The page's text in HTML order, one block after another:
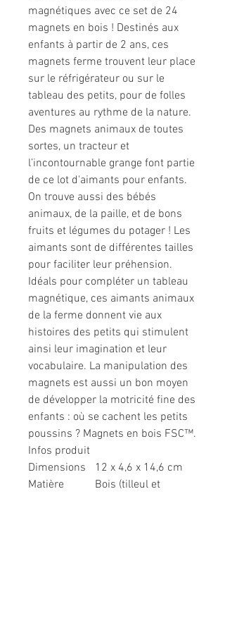
magnétiques avec ce set de 24
magnets en bois ! Destinés aux
enfants à partir de 2 ans, ces
magnets ferme trouvent leur place
sur le réfrigérateur ou sur le
tableau des petits, pour de folles
aventures au rythme de la nature.
Des magnets animaux de toutes
sortes, un tracteur et
l’incontournable grange font partie
de ce lot d'aimants pour enfants.
On trouve aussi des bébés
animaux, de la paille, et de bons
fruits et légumes du potager ! Les
aimants sont de différentes tailles
pour faciliter leur préhension.
Idéals pour compléter un tableau
magnétique, ces aimants animaux
de la ferme donnent vie aux
histoires des petits qui stimulent
ainsi leur imagination et leur
vocabulaire. La manipulation des
magnets est aussi un bon moyen
de développer la motricité fine des
enfants : où se cachent les petits
poussins ? Magnets en bois FSC™.
Infos produit
Dimensions
12 x 4,6 x 14,6 cm
Matière
Bois (tilleul et